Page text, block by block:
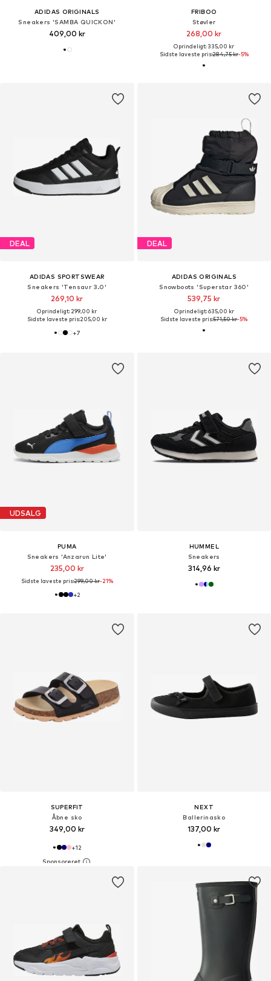
ADIDAS ORIGINALS
Sneakers 'SAMBA QUICKON'
409,00 kr
FRIBOO
Støvler
268,00 kr
Oprindeligt: 335,00 kr
Sidste laveste pris:284,75 kr-5%
DEAL
ADIDAS SPORTSWEAR
Sneakers 'Tensaur 3.0'
269,10 kr
Oprindeligt: 299,00 kr
Sidste laveste pris:205,00 kr
+7
DEAL
ADIDAS ORIGINALS
Snowboots 'Superstar 360'
539,75 kr
Oprindeligt: 635,00 kr
Sidste laveste pris:571,50 kr-5%
UDSALG
PUMA
Sneakers 'Anzarun Lite'
235,00 kr
Sidste laveste pris:299,00 kr-21%
+2
HUMMEL
Sneakers
314,96 kr
SUPERFIT
Åbne sko
349,00 kr
+12
NEXT
Ballerinasko
137,00 kr